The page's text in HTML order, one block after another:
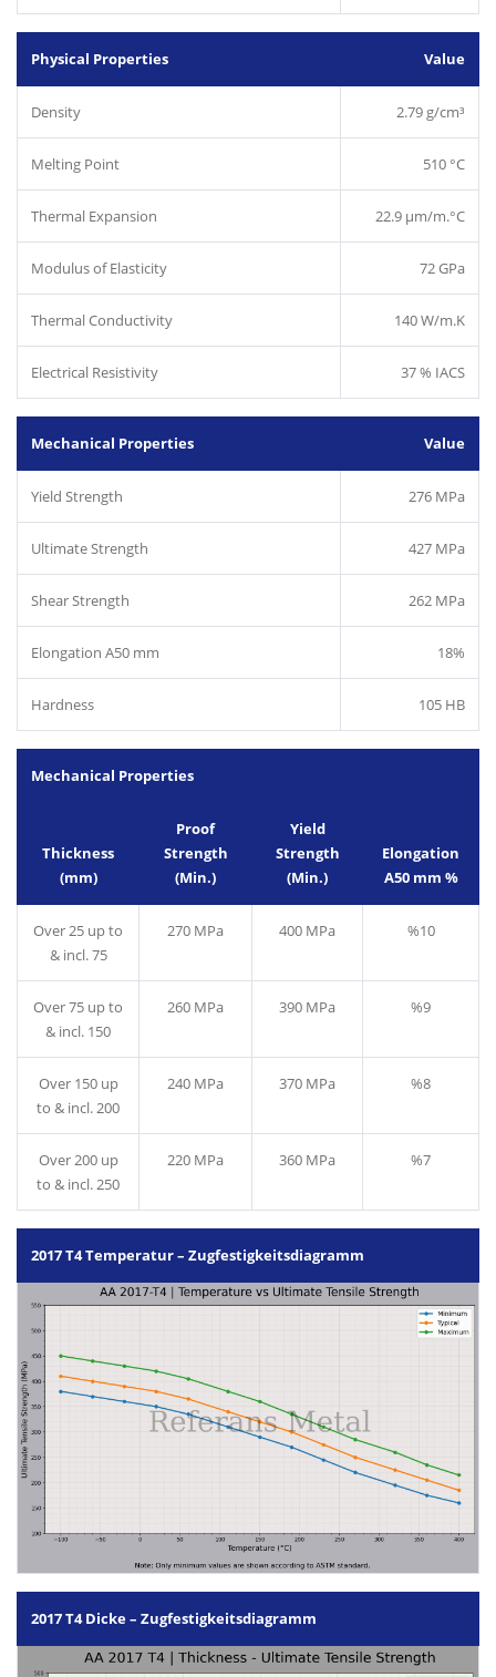
Physical Properties Value
Density 2.79 g/cm³
Melting Point 510 °C
Thermal Expansion 22.9 µm/m.°C
Modulus of Elasticity 72 GPa
Thermal Conductivity 140 W/m.K
Electrical Resistivity 37 % IACS
Mechanical Properties Value
Yield Strength 276 MPa
Ultimate Strength 427 MPa
Shear Strength 262 MPa
Elongation A50 mm 18%
Hardness 105 HB
Mechanical Properties
Thickness
(mm)
Proof
Strength
(Min.)
Yield
Strength
(Min.)
Elongation
A50 mm %
Over 25 up to
& incl. 75
270 MPa 400 MPa %10
Over 75 up to
& incl. 150
260 MPa 390 MPa %9
Over 150 up
to & incl. 200
240 MPa 370 MPa %8
Over 200 up
to & incl. 250
220 MPa 360 MPa %7
2017 T4 Temperatur – Zugfestigkeitsdiagramm
2017 T4 Dicke – Zugfestigkeitsdiagramm